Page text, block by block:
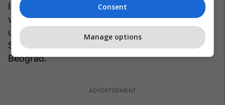
Ivanoviq ishte për herë të fundit në qendër të
vëmendjes publike në mars të vitit 2025, kur
udhëhoqi veteranët e Njësisë së Operacioneve
Speciale në një kamp në Parkun e Pionierëve në
Beograd.
Consent
Manage options